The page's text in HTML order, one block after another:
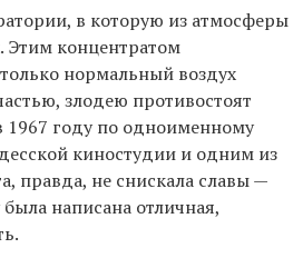
в которую из атмосферы
Этим концентратом
нормальный воздух
злодею противостоят
1967 году по одноименному
киностудии и одним из
правда, не снискала славы —
написана отличная,